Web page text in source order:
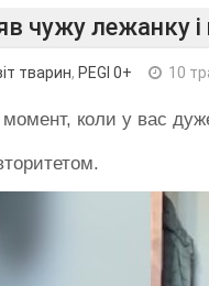
чужу лежанку
тварин, PEGI 0+ 10
коли у вас дуже